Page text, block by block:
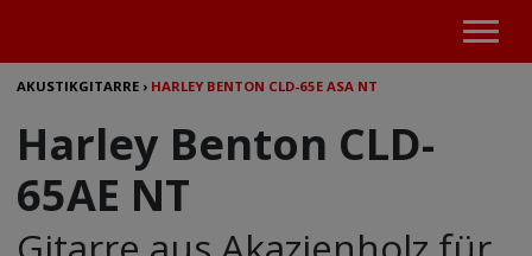
AKUSTIKGITARRE › HARLEY BENTON CLD-65E ASA NT
Harley Benton CLD-
65AE NT